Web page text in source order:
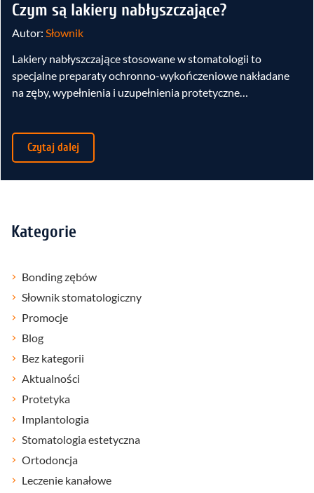
Czym są lakiery nabłyszczające?
Autor: Słownik
Lakiery nabłyszczające stosowane w stomatologii to
specjalne preparaty ochronno-wykończeniowe nakładane
na zęby, wypełnienia i uzupełnienia protetyczne…
Czytaj dalej
Kategorie
Bonding zębów
Słownik stomatologiczny
Promocje
Blog
Bez kategorii
Aktualności
Protetyka
Implantologia
Stomatologia estetyczna
Ortodoncja
Leczenie kanałowe